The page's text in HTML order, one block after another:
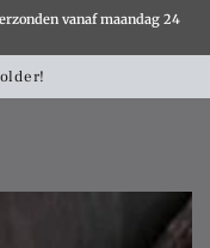
vanaf maandag 24